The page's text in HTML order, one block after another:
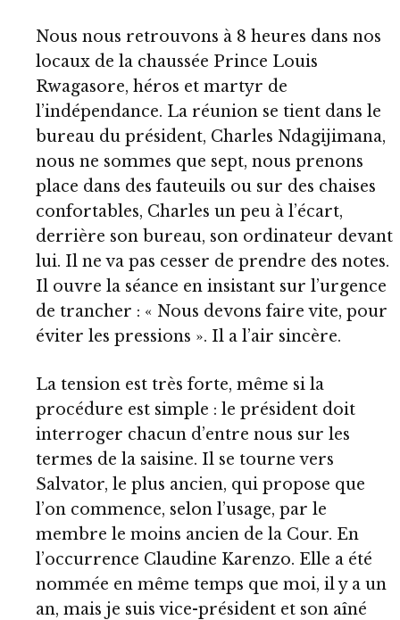
Nous nous retrouvons à 8 heures dans nos
locaux de la chaussée Prince Louis
Rwagasore, héros et martyr de
l’indépendance. La réunion se tient dans le
bureau du président, Charles Ndagijimana,
nous ne sommes que sept, nous prenons
place dans des fauteuils ou sur des chaises
confortables, Charles un peu à l’écart,
derrière son bureau, son ordinateur devant
lui. Il ne va pas cesser de prendre des notes.
Il ouvre la séance en insistant sur l’urgence
de trancher : « Nous devons faire vite, pour
éviter les pressions ». Il a l’air sincère.
La tension est très forte, même si la
procédure est simple : le président doit
interroger chacun d’entre nous sur les
termes de la saisine. Il se tourne vers
Salvator, le plus ancien, qui propose que
l’on commence, selon l’usage, par le
membre le moins ancien de la Cour. En
l’occurrence Claudine Karenzo. Elle a été
nommée en même temps que moi, il y a un
an, mais je suis vice-président et son aîné